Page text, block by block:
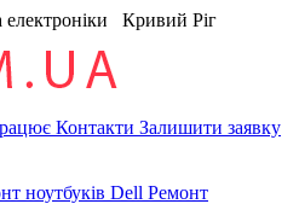
Кривий Ріг
Контакти Залишити заявку
ноутбуків Dell Ремонт